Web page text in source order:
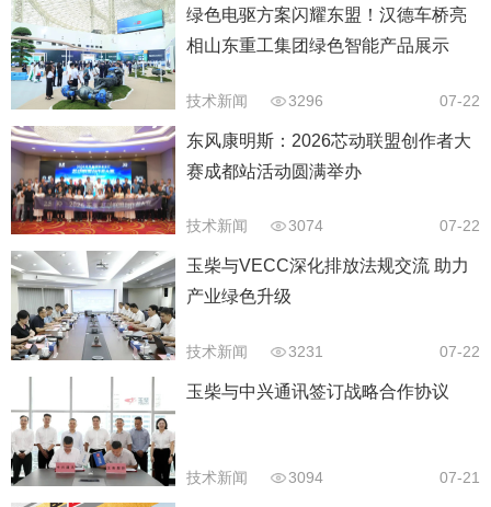
绿色电驱方案闪耀东盟！汉德车桥亮
相山东重工集团绿色智能产品展示
技术新闻 3296 07-22
东风康明斯：2026芯动联盟创作者大
赛成都站活动圆满举办
技术新闻 3074 07-22
玉柴与VECC深化排放法规交流 助力
产业绿色升级
技术新闻 3231 07-22
玉柴与中兴通讯签订战略合作协议
技术新闻 3094 07-21